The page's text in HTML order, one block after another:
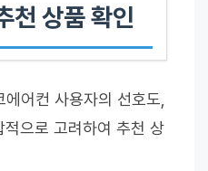
천 상품 확인
어컨 사용자의 선호도,
으로 고려하여 추천 상